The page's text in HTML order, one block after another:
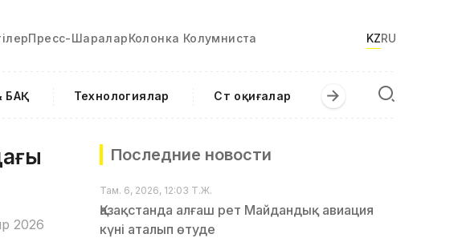
Пресс-ШараларКолонка Колумниста KZRU
БАҚ Технологиялар Сәт оқиғалар
2026
Последние новости
Там. 6, 2026, 12:03 Т.Ж.
Қазақстанда алғаш рет Майдандық авиация
күні аталып өтуде